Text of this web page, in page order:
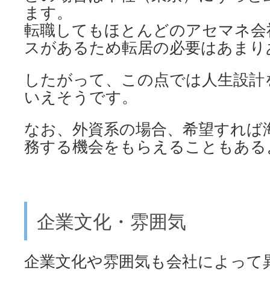
ます。
転職してもほとんどのアセマネ
スがあるため転居の必要はあま
したがって、この点では人生設
いえそうです。
なお、外資系の場合、希望すれ
務する機会をもらえることもあ
企業文化・雰囲気
企業文化や雰囲気も会社によって